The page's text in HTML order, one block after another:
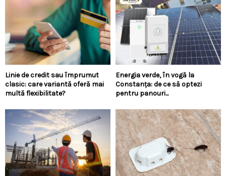
Linie de credit sau împrumut
clasic: care variantă oferă mai
multă flexibilitate?
Energia verde, în vogă la
Constanța: de ce să optezi
pentru panouri...